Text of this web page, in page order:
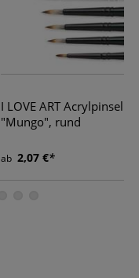
I LOVE ART Acrylpinsel
"Mungo", rund
ab 2,07 €